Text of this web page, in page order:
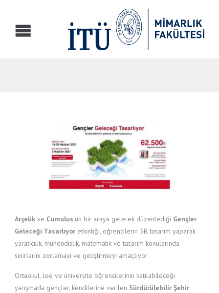
Arçelik ve Cumulus’ün bir araya gelerek düzenlediği Gençler
Geleceği Tasarlıyor etkinliği, öğrencilerin 3B tasarım yaparak
yaratıcılık, mühendislik, matematik ve tasarım konularında
sınırlarını zorlamayı ve geliştirmeyi amaçlıyor.
Ortaokul, lise ve üniversite öğrencilerinin katılabileceği
yarışmada gençler, kendilerine verilen Sürdürülebilir Şehir